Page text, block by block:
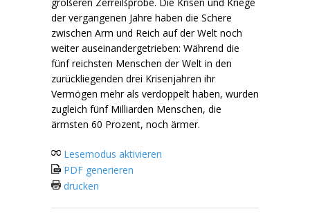
der vergangenen Jahre haben die Schere
zwischen Arm und Reich auf der Welt noch
weiter auseinandergetrieben: Während die
fünf reichsten Menschen der Welt in den
zurückliegenden drei Krisenjahren ihr
Vermögen mehr als verdoppelt haben, wurden
zugleich fünf Milliarden Menschen, die
ärmsten 60 Prozent, noch ärmer.
Lesemodus aktivieren
PDF generieren
drucken